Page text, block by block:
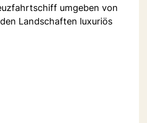
umgeben von
Landschaften luxuriös